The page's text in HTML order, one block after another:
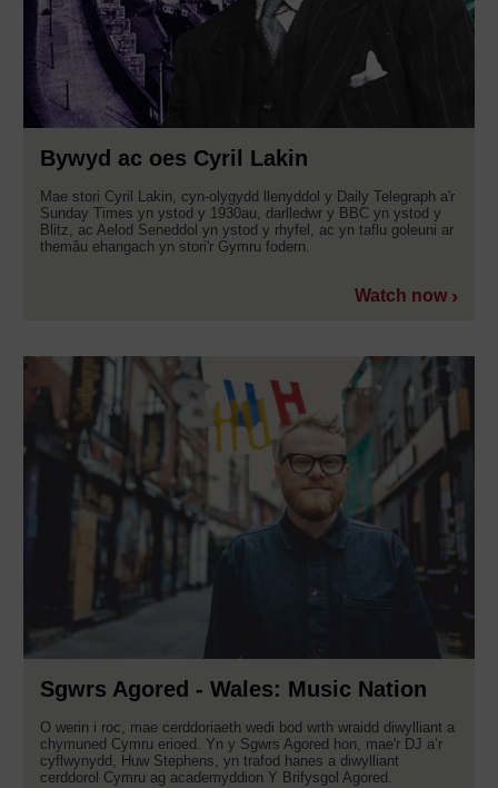
Bywyd ac oes Cyril Lakin
Mae stori Cyril Lakin, cyn-olygydd llenyddol y Daily Telegraph a'r
Sunday Times yn ystod y 1930au, darlledwr y BBC yn ystod y
Blitz, ac Aelod Seneddol yn ystod y rhyfel, ac yn taflu goleuni ar
themâu ehangach yn stori'r Gymru fodern.
Watch now
Sgwrs Agored - Wales: Music Nation
O werin i roc, mae cerddoriaeth wedi bod wrth wraidd diwylliant a
chymuned Cymru erioed. Yn y Sgwrs Agored hon, mae'r DJ a’r
cyflwynydd, Huw Stephens, yn trafod hanes a diwylliant
cerddorol Cymru ag academyddion Y Brifysgol Agored.